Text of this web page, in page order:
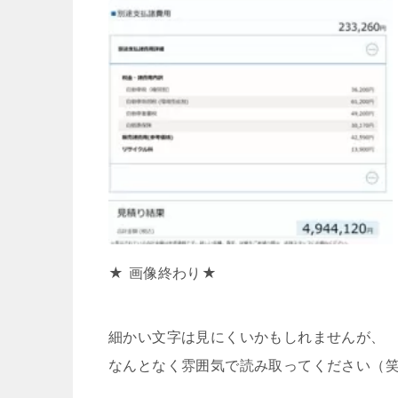
★ 画像終わり★
細かい文字は見にくいかもしれませんが、
なんとなく雰囲気で読み取ってください（